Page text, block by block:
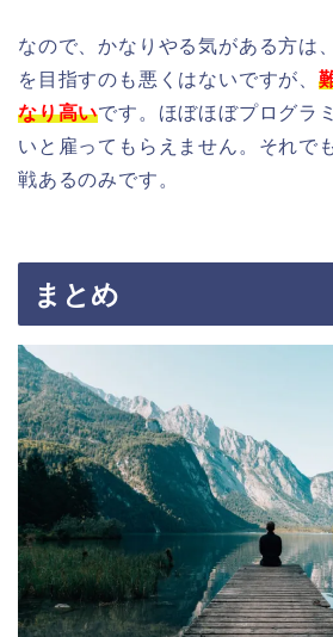
なので、かなりやる気がある方は
を目指すのも悪くはないですが、
なり高いです。ほぼほぼプログラ
いと雇ってもらえません。それで
戦あるのみです。
まとめ